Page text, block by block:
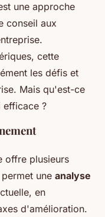
une approche
conseil aux
cette
les défis et
Mais qu'est-ce
efficace ?
offre plusieurs
une analyse
en
d'amélioration.